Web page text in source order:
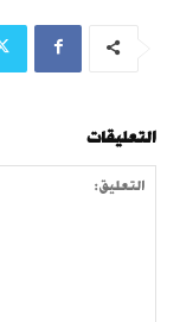
التعليقات